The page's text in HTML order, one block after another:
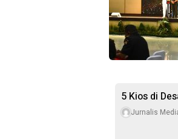
5 Kios di
Jurnalis